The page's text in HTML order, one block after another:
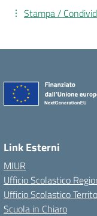
Stampa /
Link Esterni
MIUR
Ufficio Scolastico
Ufficio Scolastico
Scuola in Chiaro